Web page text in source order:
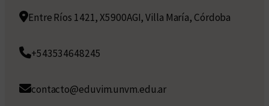
Entre Ríos 1421, X5900AGI, Villa María, Córdoba
+543534648245
contacto@eduvim.unvm.edu.ar